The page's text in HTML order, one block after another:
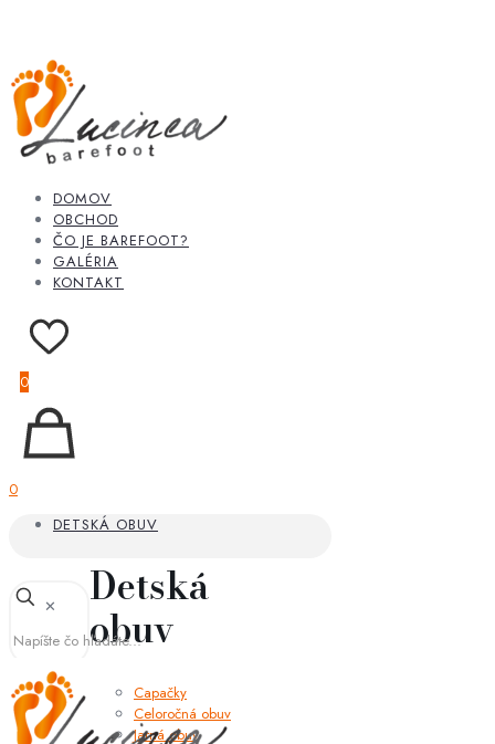
DOMOV
OBCHOD
ČO JE BAREFOOT?
GALÉRIA
KONTAKT
0
0
DETSKÁ OBUV
Detská
obuv
Capačky
Celoročná obuv
Jarná obuv
✕